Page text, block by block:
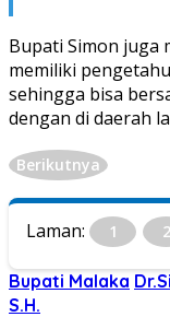
Bupati Simon juga
memiliki
sehingga bisa
dengan di daerah
Berikutnya
Laman: 1 2
Bupati Malaka
S.H.